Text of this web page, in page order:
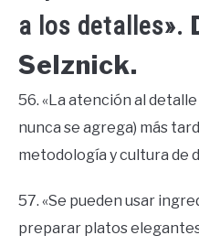
a los detalles».
Selznick.
56. «La atención al
nunca se agrega) más
metodología y cultura de
57. «Se pueden usar
preparar platos